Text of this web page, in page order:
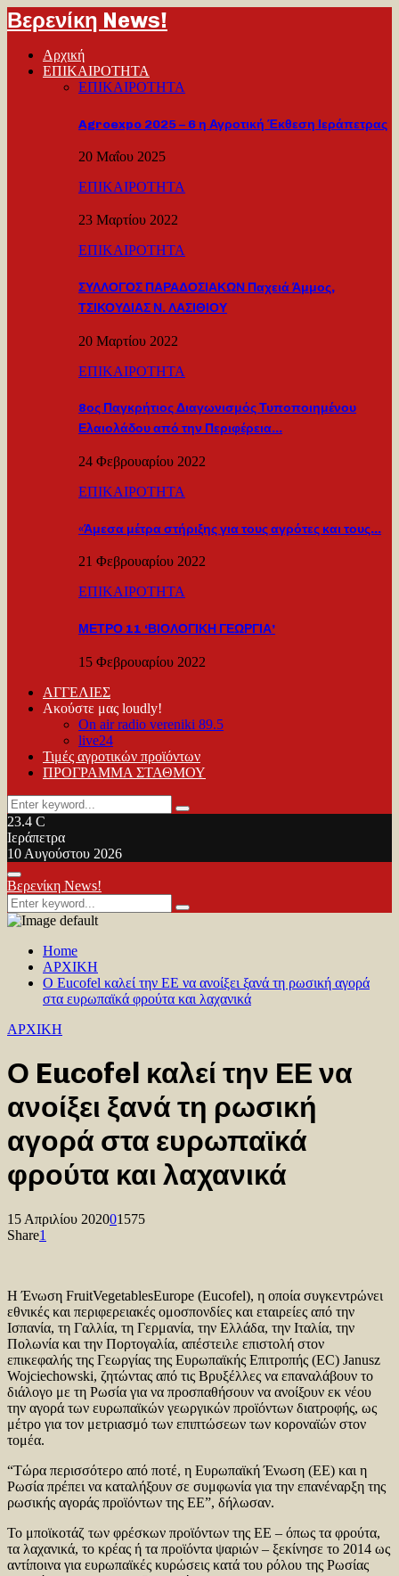
Βερενίκη News!
Αρχική
ΕΠΙΚΑΙΡΟΤΗΤΑ
ΕΠΙΚΑΙΡΟΤΗΤΑ
Agroexpo 2025 – 6 η Αγροτική Έκθεση Ιεράπετρας
20 Μαΐου 2025
ΕΠΙΚΑΙΡΟΤΗΤΑ
23 Μαρτίου 2022
ΕΠΙΚΑΙΡΟΤΗΤΑ
ΣΥΛΛΟΓΟΣ ΠΑΡΑΔΟΣΙΑΚΩΝ Παχειά Άμμος,
ΤΣΙΚΟΥΔΙΑΣ Ν. ΛΑΣΙΘΙΟΥ
20 Μαρτίου 2022
ΕΠΙΚΑΙΡΟΤΗΤΑ
8ος Παγκρήτιος Διαγωνισμός Τυποποιημένου
Ελαιολάδου από την Περιφέρεια…
24 Φεβρουαρίου 2022
ΕΠΙΚΑΙΡΟΤΗΤΑ
«Άμεσα μέτρα στήριξης για τους αγρότες και τους…
21 Φεβρουαρίου 2022
ΕΠΙΚΑΙΡΟΤΗΤΑ
ΜΕΤΡΟ 11 ‘ΒΙΟΛΟΓΙΚΗ ΓΕΩΡΓΙΑ’
15 Φεβρουαρίου 2022
ΑΓΓΕΛΙΕΣ
Ακούστε μας loudly!
On air radio vereniki 89.5
live24
Τιμές αγροτικών προϊόντων
ΠΡΟΓΡΑΜΜΑ ΣΤΑΘΜΟΥ
Search
for:
Search
23.4 C
Ιεράπετρα
10 Αυγούστου 2026
Facebook
Twitter
Youtube
Primary
Menu
Βερενίκη News!
Search
for:
Search
Home
ΑΡΧΙΚΗ
Ο Eucofel καλεί την ΕΕ να ανοίξει ξανά τη ρωσική αγορά
στα ευρωπαϊκά φρούτα και λαχανικά
ΑΡΧΙΚΗ
Ο Eucofel καλεί την ΕΕ να
ανοίξει ξανά τη ρωσική
αγορά στα ευρωπαϊκά
φρούτα και λαχανικά
15 Απριλίου 202001575
Share1
Η Ένωση FruitVegetablesEurope (Eucofel), η οποία συγκεντρώνει
εθνικές και περιφερειακές ομοσπονδίες και εταιρείες από την
Ισπανία, τη Γαλλία, τη Γερμανία, την Ελλάδα, την Ιταλία, την
Πολωνία και την Πορτογαλία, απέστειλε επιστολή στον
επικεφαλής της Γεωργίας της Ευρωπαϊκής Επιτροπής (EC) Janusz
Wojciechowski, ζητώντας από τις Βρυξέλλες να επαναλάβουν το
διάλογο με τη Ρωσία για να προσπαθήσουν να ανοίξουν εκ νέου
την αγορά των ευρωπαϊκών γεωργικών προϊόντων διατροφής, ως
μέτρο για τον μετριασμό των επιπτώσεων των κοροναϊών στον
τομέα.
“Τώρα περισσότερο από ποτέ, η Ευρωπαϊκή Ένωση (ΕΕ) και η
Ρωσία πρέπει να καταλήξουν σε συμφωνία για την επανέναρξη της
ρωσικής αγοράς προϊόντων της ΕΕ”, δήλωσαν.
Το μποϊκοτάζ των φρέσκων προϊόντων της ΕΕ – όπως τα φρούτα,
τα λαχανικά, το κρέας ή τα προϊόντα ψαριών – ξεκίνησε το 2014 ως
αντίποινα για ευρωπαϊκές κυρώσεις κατά του ρόλου της Ρωσίας